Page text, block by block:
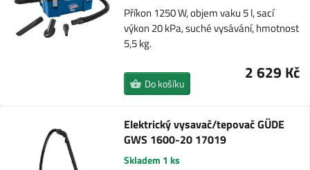
Příkon 1250 W, objem vaku 5 l, sací
výkon 20 kPa, suché vysávání, hmotnost
5,5 kg.
2 629 Kč
Do košíku
Elektrický vysavač/tepovač GÜDE
GWS 1600-20 17019
Skladem 1 ks